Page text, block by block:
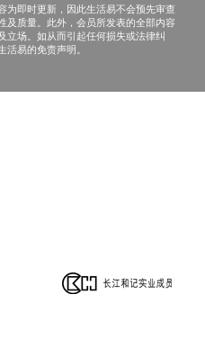
2711 5222 与本院门诊部
52834117联络
为即时更新，因此生活易不会预先审查
及质量。此外，会员所发表的全部内容
立场。如从而引起任何损失或法律纠
易的免责声明。